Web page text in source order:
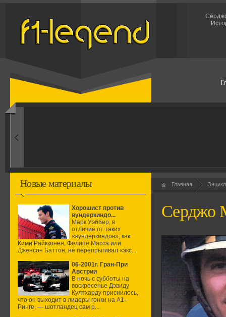
1960-ые
Новые материалы
Хорошист против
вундеркиндо...
Марк Уэббер, в
отличие от таких
«вундеркиндов», как
Кими Райкконен, Фелипе Масса или
Дженсон Баттон, не перепрыгивал «экс...
06-2001г. Гран-При
Австрии
В ночь с субботы на
воскресенье Дэвиду
Култхарду приснилось,
что он выходит в лидеры гонки на А1-
Ринге, — шотландец сам р...
Главная
Серджо